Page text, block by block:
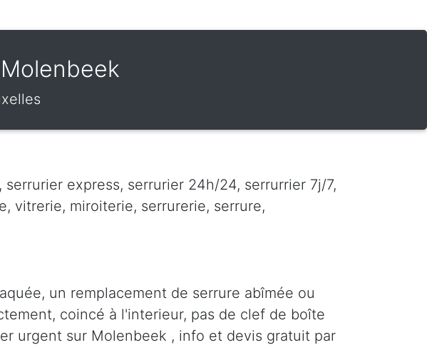
express, serrurier 24h/24, serrurrier 7j/7,
vitrerie, miroiterie, serrurerie, serrure,
un remplacement de serrure abîmée ou
coincé à l'interieur, pas de clef de boîte
urgent sur Molenbeek , info et devis gratuit par